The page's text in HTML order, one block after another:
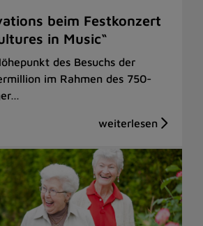
beim Festkonzert
in Music“
des Besuchs der
im Rahmen des 750-